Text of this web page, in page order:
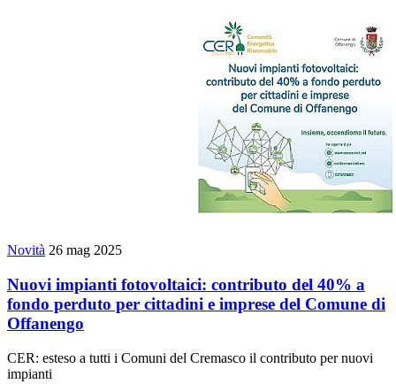
Novità 26 mag 2025
Nuovi impianti fotovoltaici: contributo del 40% a
fondo perduto per cittadini e imprese del Comune di
Offanengo
CER: esteso a tutti i Comuni del Cremasco il contributo per nuovi
impianti